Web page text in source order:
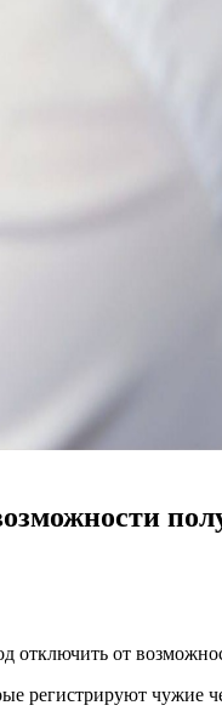
отключить от
регистрируют чужие